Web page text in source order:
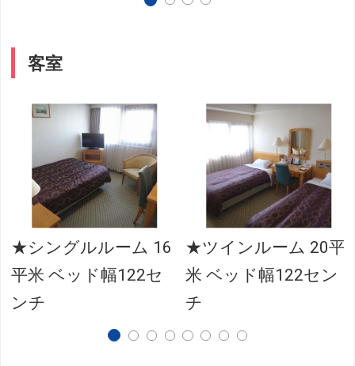
客室
★シングルルーム 16
平米 ベッド幅122セ
ンチ
★ツインルーム 20平
米 ベッド幅122セン
チ